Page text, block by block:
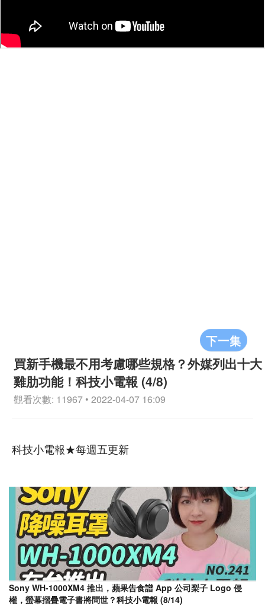
下一集
買新手機最不用考慮哪些規格？外媒列出十大
雞肋功能！科技小電報 (4/8)
觀看次數: 11967 • 2022-04-07 16:09
科技小電報★每週五更新
Sony WH-1000XM4 推出，蘋果告食譜 App 公司梨子 Logo 侵
權，螢幕摺疊電子書將問世？科技小電報 (8/14)